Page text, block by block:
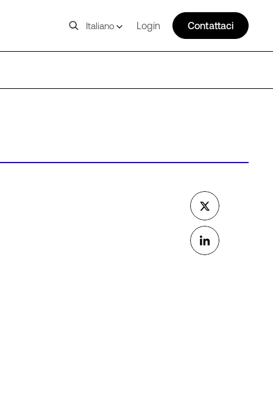
Italiano Login Contattaci